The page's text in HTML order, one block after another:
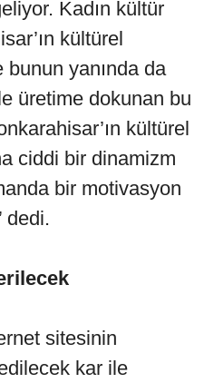
Kadın kültür
kültürel
bunun yanında da
üretime dokunan bu
kültürel
ciddi bir dinamizm
bir motivasyon
dedi.
sitesinin
kar ile